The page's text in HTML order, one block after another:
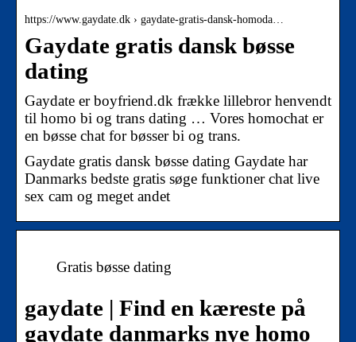
https://www.gaydate.dk › gaydate-gratis-dansk-homoda…
Gaydate gratis dansk bøsse
dating
Gaydate er boyfriend.dk frække lillebror henvendt
til homo bi og trans dating … Vores homochat er
en bøsse chat for bøsser bi og trans.
Gaydate gratis dansk bøsse dating Gaydate har
Danmarks bedste gratis søge funktioner chat live
sex cam og meget andet
Gratis bøsse dating
gaydate | Find en kæreste på
gaydate danmarks nye homo